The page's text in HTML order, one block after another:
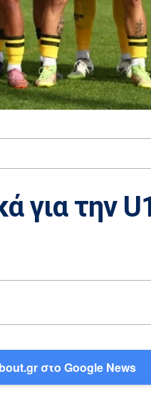
για την
στο Google News